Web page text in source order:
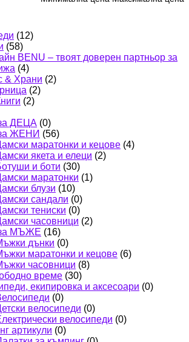
(12)
(58)
BENU – твоят доверен партньор за
(4)
& Храни (2)
(2)
(2)
ДЕЦА (0)
ЖЕНИ (56)
маратонки и кецове (4)
якета и елеци (2)
и боти (30)
маратонки (1)
блузи (10)
сандали (0)
тениски (0)
часовници (2)
МЪЖЕ (16)
дънки (0)
маратонки и кецове (6)
часовници (8)
време (30)
екипировка и аксесоари (0)
(0)
велосипеди (0)
велосипеди (0)
артикули (0)